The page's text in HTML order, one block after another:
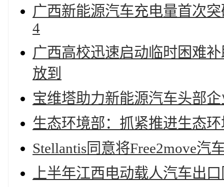
广西新能源汽车充电量首次
4
广西高校迅速启动临时困难
放到
宝维塔助力新能源汽车头部
生态环境部：抓紧推进生态
Stellantis同意将Free2move汽
上半年江西电动载人汽车出